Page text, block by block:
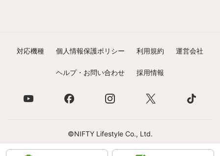
対応機種 個人情報保護ポリシー 利用規約 運営会社
ヘルプ・お問い合わせ 採用情報
©NIFTY Lifestyle Co., Ltd.